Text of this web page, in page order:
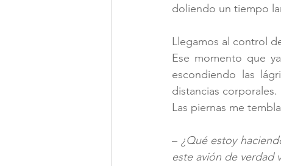
doliendo un tiempo
Llegamos al control
Ese momento que
escondiendo las
distancias corporales.
Las piernas me
– ¿Qué estoy
este avión de verdad